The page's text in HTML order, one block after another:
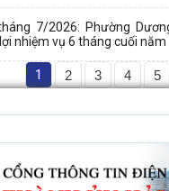
7/2026: Phường
nhiệm vụ 6 tháng cuối năm
1 2 3 4 5